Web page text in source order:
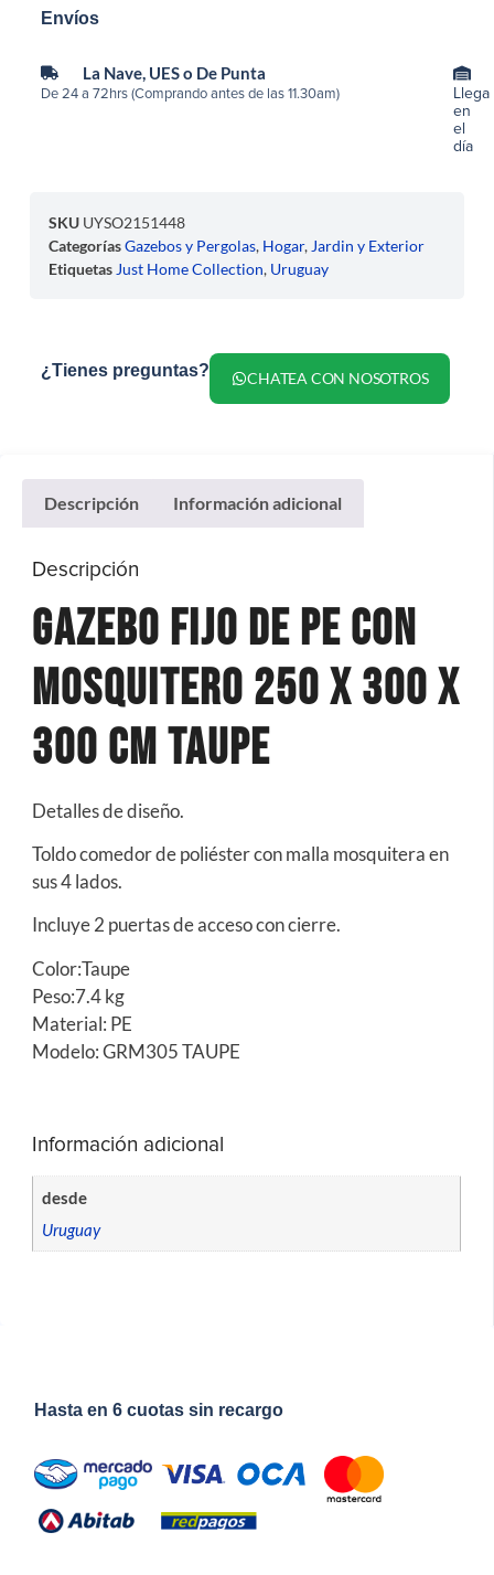
Envíos
La Nave, UES o De Punta
De 24 a 72hrs (Comprando antes de las 11.30am)
Llega
en
el
día
SKU UYSO2151448
CategoríasGazebos y Pergolas, Hogar, Jardin y Exterior
Etiquetas Just Home Collection, Uruguay
¿Tienes preguntas? CHATEA CON NOSOTROS
Descripción Información adicional
Descripción
Gazebo Fijo de PE con
Mosquitero 250 x 300 x
300 cm Taupe
Detalles de diseño.
Toldo comedor de poliéster con malla mosquitera en
sus 4 lados.
Incluye 2 puertas de acceso con cierre.
Color:Taupe
Peso:7.4 kg
Material: PE
Modelo: GRM305 TAUPE
Información adicional
desde
Uruguay
Hasta en 6 cuotas sin recargo